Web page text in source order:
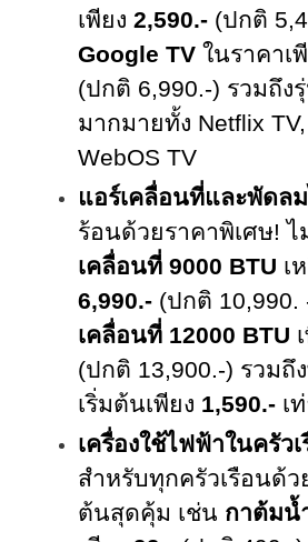
เพียง 2,590.- (ปกติ
Google TV ในราคาเ
(ปกติ 6,990.-) รวมถึง
มากมายทั้ง Netflix
WebOS TV
แอร์เคลื่อนที่และพัดล
ร้อนด้วยราคาพิเศษ! ไ
เคลื่อนที่ 9000 BTU เ
6,990.- (ปกติ 10,990.
เคลื่อนที่ 12000 BTU
(ปกติ 13,900.-) รวมถึ
เริ่มต้นเพียง 1,590.- เ
เครื่องใช้ไฟฟ้าในครัว
สำหรับทุกครัวเรือนด้ว
ต้นสุดคุ้ม เช่น กาต้มน้